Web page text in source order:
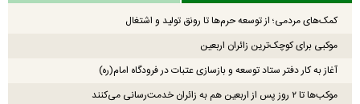
کمک‌های مردمی؛ از توسعه حرم‌ها تا رونق تولید و اشتغال
موکبی برای کوچک‌ترین زائران اربعین
آغاز به کار دفتر ستاد توسعه و بازسازی عتبات در فرودگاه امام(ره)
موکب‌ها تا ۲ روز پس از اربعین هم به زائران خدمت‌رسانی می‌کنند